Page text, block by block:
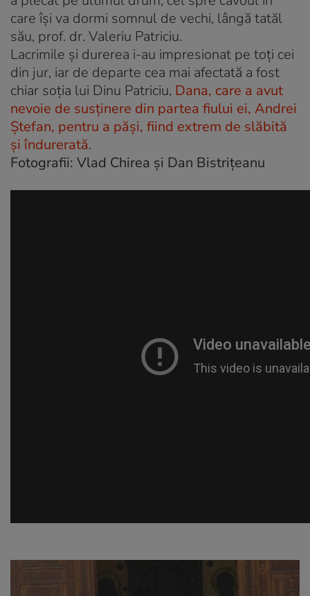
care îşi va dormi somnul de vechi, lângă tatăl
său, prof. dr. Valeriu Patriciu.
Lacrimile şi durerea i-au impresionat pe toţi cei
din jur, iar de departe cea mai afectată a fost
chiar soţia lui Dinu Patriciu, Dana, care a avut
nevoie de susţinere din partea fiului ei, Andrei
Ştefan, pentru a păşi, fiind extrem de slăbită
şi îndurerată.
Fotografii: Vlad Chirea şi Dan Bistriţeanu